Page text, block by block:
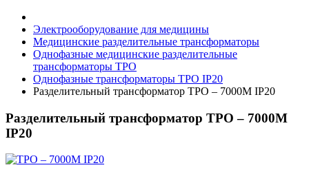
Электрооборудование для медицины
Медицинские разделительные трансформаторы
Однофазные медицинские разделительные
трансформаторы ТРО
Однофазные трансформаторы ТРО IP20
Разделительный трансформатор ТРО – 7000М IP20
Разделительный трансформатор ТРО – 7000М
IP20